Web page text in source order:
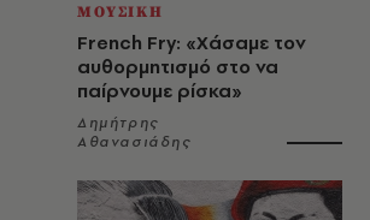
ΜΟΥΣΙΚΗ
French Fry: «Χάσαμε τον
αυθορμητισμό στο να
παίρνουμε ρίσκα»
Δημήτρης
Αθανασιάδης